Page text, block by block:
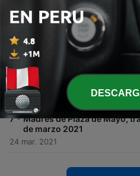
Hebe de Bonafini "Cortázar
porque había escrito un
Madres, pero Alfonsín no lo
nosotras"
24 mar. 2021
8 - Goergina Barbarossa
de la dictadura cuando
24 mar. 2021
7 - Madres de Plaza de Mayo,
de marzo 2021
24 mar. 2021